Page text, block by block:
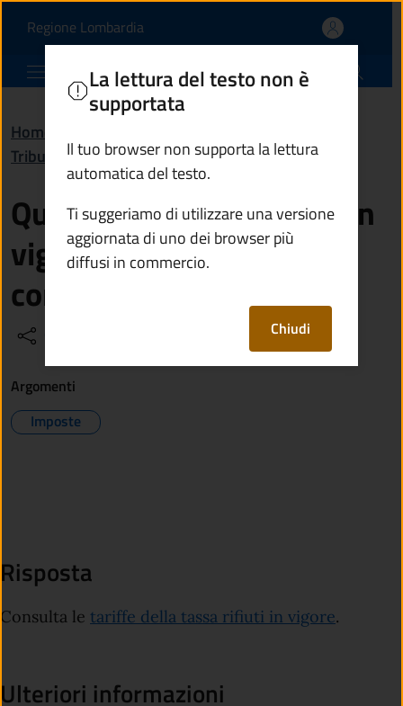
Quali sono le tariffe
Regione Lombardia(apre in un'altra scheda).
Comune di Ponte di Legno
Home
Tributi, finanze e contravvenzioni
Quali sono le tariffe Tari in
vigore per l’anno
corrente?
La lettura del testo non è
supportata
Il tuo browser non supporta la lettura
automatica del testo.
Ti suggeriamo di utilizzare una versione
aggiornata di uno dei browser più
diffusi in commercio.
Chiudi
Argomenti
Imposte
Risposta
Consulta le tariffe della tassa rifiuti in vigore.
Ulteriori informazioni